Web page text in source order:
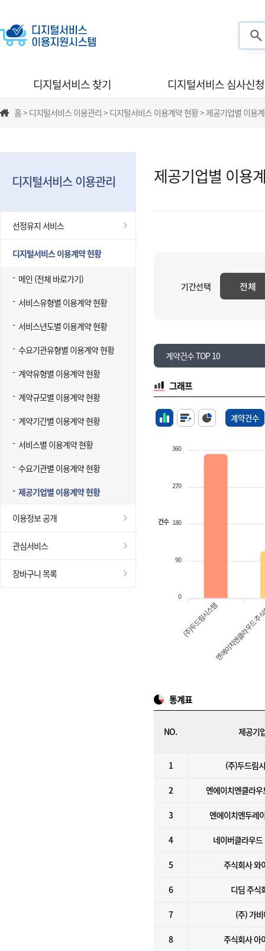
디지털서비스 찾기 디지털서비스 심사신청
홈 > 디지털서비스 이용관리 > 디지털서비스 이용계약 현황 > 제공기업별 이용
디지털서비스 이용관리
선정유지 서비스
디지털서비스 이용계약 현황
메인 (전체 바로가기)
서비스유형별 이용계약 현황
서비스년도별 이용계약 현황
수요기관유형별 이용계약 현황
계약유형별 이용계약 현황
계약규모별 이용계약 현황
계약기간별 이용계약 현황
서비스별 이용계약 현황
수요기관별 이용계약 현황
제공기업별 이용계약 현황
이용정보 공개
관심서비스
장바구니 목록
제공기업별 이용
기간선택 전체
계약건수 TOP 10
그래프
계약건수
360
270
180
90
0
건수
(주)두드림시스템엔에이치엔클라우
통계표
NO. 제공기
1 (주)두드림
2 엔에이치엔클라
3 엔에이치엔두레
4 네이버클라우
5 주식회사 와
6 디딤 주식
7 (주) 가
8 주식회사 아